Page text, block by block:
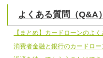
よくある質問（Q&A）
【まとめ】カードローンのよ
消費者金融と銀行のカードロ